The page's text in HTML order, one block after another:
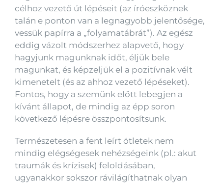
célhoz vezető út lépéseit (az íróeszköznek
talán e ponton van a legnagyobb jelentősége,
vessük papírra a „folyamatábrát”). Az egész
eddig vázolt módszerhez alapvető, hogy
hagyjunk magunknak időt, éljük bele
magunkat, és képzeljük el a pozitívnak vélt
kimenetelt (és az ahhoz vezető lépéseket).
Fontos, hogy a szemünk előtt lebegjen a
kívánt állapot, de mindig az épp soron
következő lépésre összpontosítsunk.
Természetesen a fent leírt ötletek nem
mindig elégségesek nehézségeink (pl.: akut
traumák és krízisek) feloldásában,
ugyanakkor sokszor rávilágíthatnak olyan